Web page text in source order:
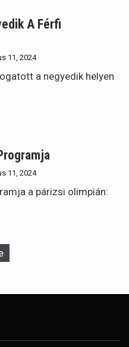
A Férfi
11, 2024
a negyedik helyen
11, 2024
a párizsi olimpián: